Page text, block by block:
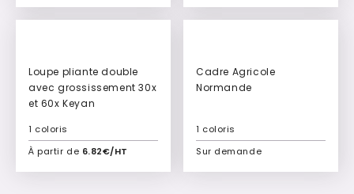
Ajouter à mon devis Ajouter à mon devis
Loupe pliante double
avec grossissement 30x
et 60x Keyan
À partir de 6.82€/HT
1 coloris
Ajouter à mon devis
Cadre Agricole
Normande
Sur demande
1 coloris
Ajouter à mon devis